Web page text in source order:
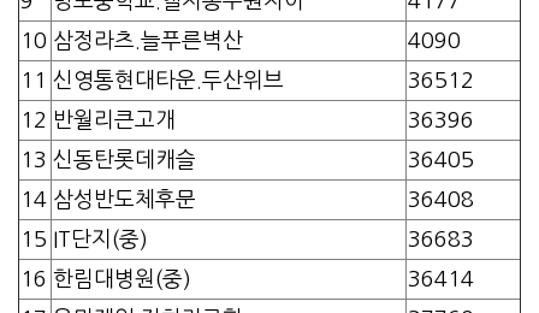
10 삼정라츠.늘푸른벽산
4090
11 신영통현대타운.두산위브
36512
12 반월리큰고개
36396
13 신동탄롯데캐슬
36405
14 삼성반도체후문
36408
15 IT단지(중)
36683
16 한림대병원(중)
36414